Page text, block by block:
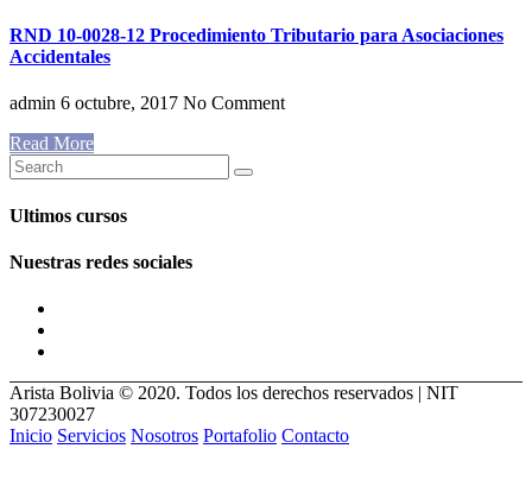
RND 10-0028-12 Procedimiento Tributario para Asociaciones
Accidentales
admin 6 octubre, 2017 No Comment
Read More
Ultimos cursos
Nuestras redes sociales
Arista Bolivia © 2020. Todos los derechos reservados | NIT
307230027
Inicio Servicios Nosotros Portafolio Contacto